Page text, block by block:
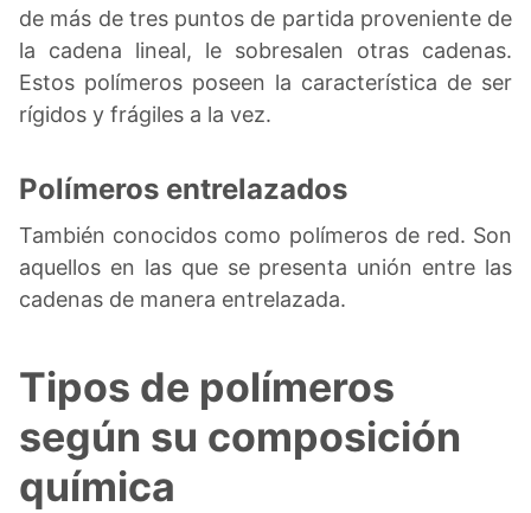
de más de tres puntos de partida proveniente de
la cadena lineal, le sobresalen otras cadenas.
Estos polímeros poseen la característica de ser
rígidos y frágiles a la vez.
Polímeros entrelazados
También conocidos como polímeros de red. Son
aquellos en las que se presenta unión entre las
cadenas de manera entrelazada.
Tipos de polímeros
según su composición
química